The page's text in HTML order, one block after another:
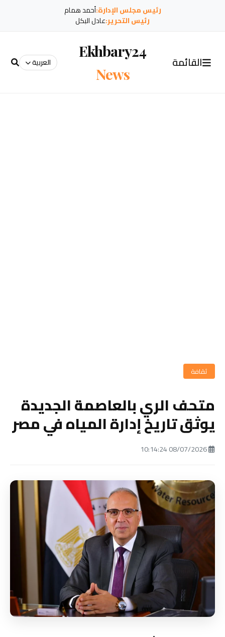
رئيس مجلس الإدارة:أحمد همام
رئيس التحرير:عادل البكل
القائمة
Ekhbary24
News
العربية
ثقافة
متحف الري بالعاصمة الجديدة
يوثق تاريخ إدارة المياه في مصر